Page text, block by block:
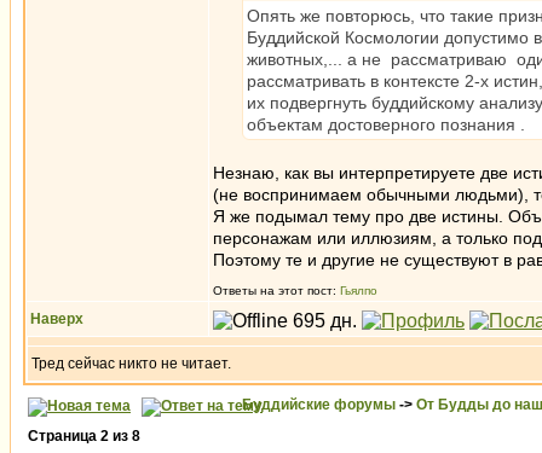
Опять же повторюсь, что такие
Буддийской Космологии
животных,... а не рассматриваю
рассматривать в контексте 2-х
их подвергнуть буддийскому
объектам достоверного познания .
Незнаю, как вы интерпретируете две
(не воспринимаем обычными людьми),
Я же подымал тему про две истины.
персонажам или иллюзиям, а только
Поэтому те и другие не существуют в
Ответы на этот пост: Гьялпо
Наверх
Тред сейчас никто не читает.
Буддийские форумы -> От Будды до
Страница 2 из 8